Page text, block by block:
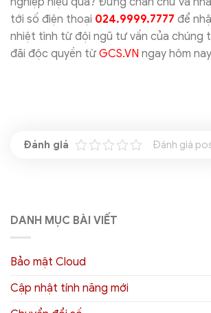
tới số điện thoại 024.9999.7777 để
nhiệt tình từ đội ngũ tư vấn của chúng
đãi độc quyền từ GCS.VN ngay hôm
Đánh giá
DANH MỤC BÀI VIẾT
Bảo mật Cloud
Cập nhật tính năng mới